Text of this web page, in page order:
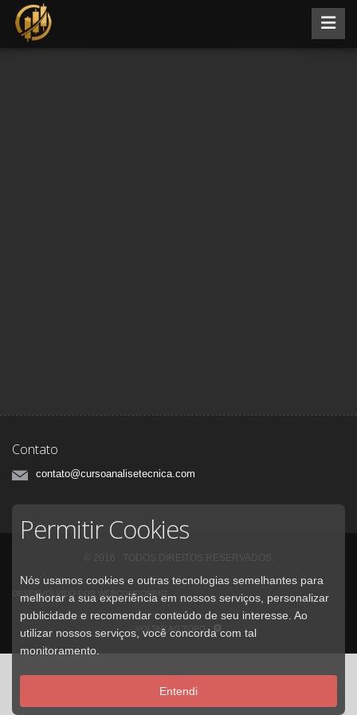
Contato
contato@cursoanalisetecnica.com
© 2016 . TODOS DIREITOS RESERVADOS.
DESENVOLVIDO POR WEBCOMPONENT
VOLTAR AO TOPO
Permitir Cookies
Nós usamos cookies e outras tecnologias semelhantes para
melhorar a sua experiência em nossos serviços, personalizar
publicidade e recomendar conteúdo de seu interesse. Ao
utilizar nossos serviços, você concorda com tal
monitoramento.
Entendi